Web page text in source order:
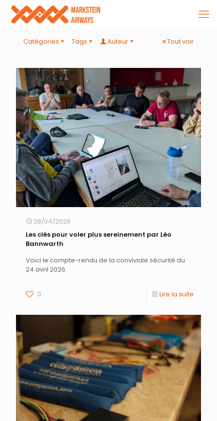
Catégories Tags Auteur Tout voir
28/04/2026
Les clés pour voler plus sereinement par Léo
Bannwarth
Voici le compte-rendu de la conviviale sécurité du
24 avril 2026.
0 Lire la suite